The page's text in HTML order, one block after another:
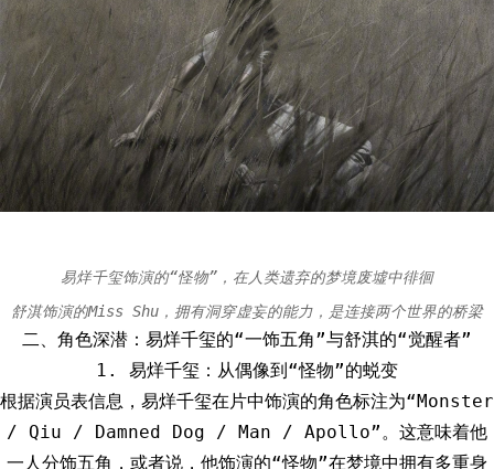
易烊千玺饰演的“怪物”，在人类遗弃的梦境废墟中徘徊
舒淇饰演的Miss Shu，拥有洞穿虚妄的能力，是连接两个世界的桥梁
二、角色深潜：易烊千玺的“一饰五角”与舒淇的“觉醒者”
1. 易烊千玺：从偶像到“怪物”的蜕变
根据演员表信息，易烊千玺在片中饰演的角色标注为“Monster
/ Qiu / Damned Dog / Man / Apollo”。这意味着他
一人分饰五角，或者说，他饰演的“怪物”在梦境中拥有多重身